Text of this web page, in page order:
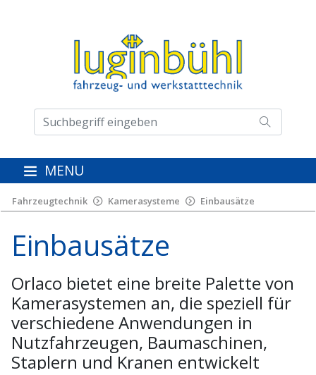
MENU
Fahrzeugtechnik Kamerasysteme Einbausätze
Einbausätze
Orlaco bietet eine breite Palette von
Kamerasystemen an, die speziell für
verschiedene Anwendungen in
Nutzfahrzeugen, Baumaschinen,
Staplern und Kranen entwickelt